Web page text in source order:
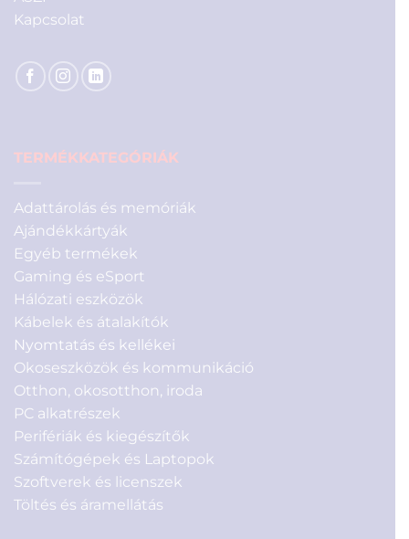
Kapcsolat
TERMÉKKATEGÓRIÁK
Adattárolás és memóriák
Ajándékkártyák
Egyéb termékek
Gaming és eSport
Hálózati eszközök
Kábelek és átalakítók
Nyomtatás és kellékei
Okoseszközök és kommunikáció
Otthon, okosotthon, iroda
PC alkatrészek
Perifériák és kiegészítők
Számítógépek és Laptopok
Szoftverek és licenszek
Töltés és áramellátás